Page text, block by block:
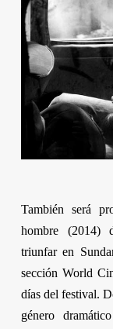
También será
hombre(2014)
triunfar en
secciónWorld
días del festival.
género